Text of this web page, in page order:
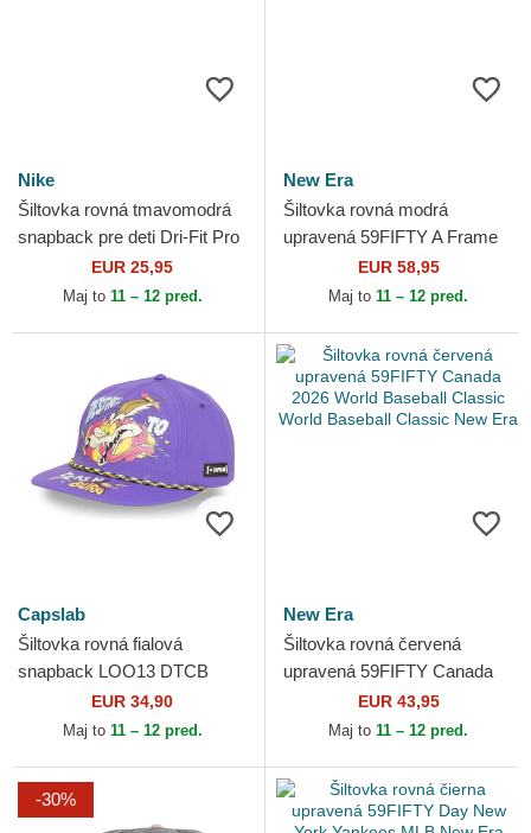
Nike
Šiltovka rovná tmavomodrá
snapback pre deti Dri-Fit Pro
Structured Square Bill New
York Yankees...
EUR 25,95
Maj to 11 – 12 pred.
New Era
Šiltovka rovná modrá
upravená 59FIFTY A Frame
Championship Side Flag Los
Angeles Dodgers MLB New
EUR 58,95
Maj to 11 – 12 pred.
Capslab
Šiltovka rovná fialová
snapback LOO13 DTCB
Kojot Looney Tunes Capslab
EUR 34,90
Maj to 11 – 12 pred.
New Era
Šiltovka rovná červená
upravená 59FIFTY Canada
2026 World Baseball Classic
World Baseball Classic...
EUR 43,95
Maj to 11 – 12 pred.
-30%